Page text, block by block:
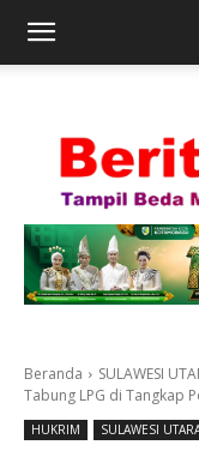
Beranda SULAWESI
Tabung LPG di Tangkap
HUKRIM SULAWESI